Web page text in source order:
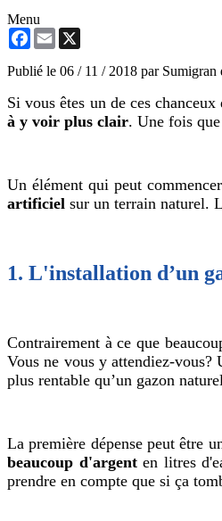
Menu
Facebook
Email
Publié le 06 / 11 / 2018 par Sumigran
Si vous êtes un de ces
à y voir plus clair. Une fois
Un élément qui peut
artificiel sur un terrain naturel.
1. L'installation d’un
Contrairement à ce que
Vous ne vous y attendiez-vous?
plus rentable qu’un gazon naturel
La première dépense peut être
beaucoup d'argent en litres
prendre en compte que si ça